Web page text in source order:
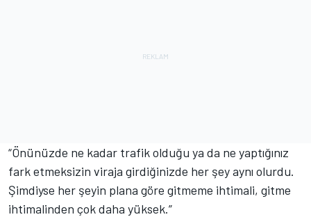
“Önünüzde ne kadar trafik olduğu ya da ne yaptığınız
fark etmeksizin viraja girdiğinizde her şey aynı olurdu.
Şimdiyse her şeyin plana göre gitmeme ihtimali, gitme
ihtimalinden çok daha yüksek.”